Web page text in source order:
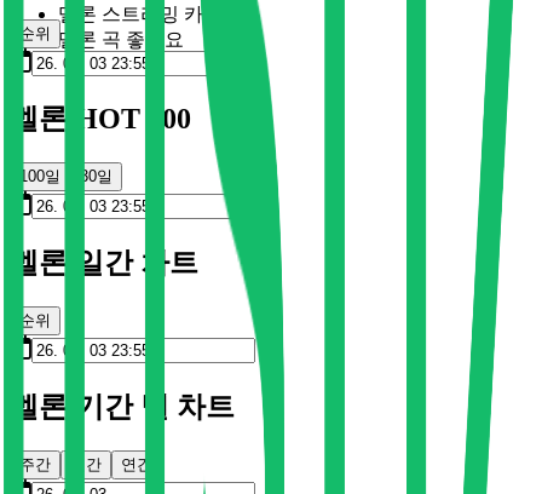
멜론 스트리밍 카드
멜론 곡 좋아요
순위
멜론 HOT 100
100일 30일
멜론 일간 차트
순위
멜론 기간 별 차트
주간 월간 연간